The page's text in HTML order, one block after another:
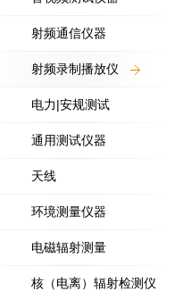
射频通信仪器
射频录制播放仪
电力|安规测试
通用测试仪器
天线
环境测量仪器
电磁辐射测量
核（电离）辐射检测仪